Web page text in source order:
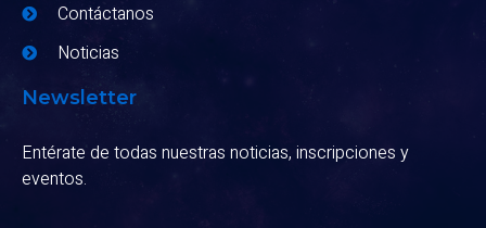
Contáctanos
Noticias
Newsletter
Entérate de todas nuestras noticias, inscripciones y
eventos.